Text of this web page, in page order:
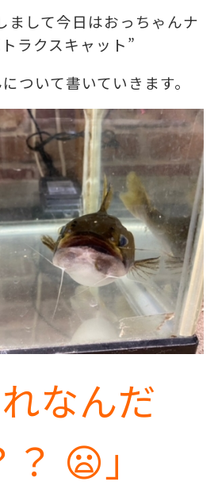
まして今日はおっちゃんナ
ラクスキャット”
ついて書いていきます。
れなんだ
😦」